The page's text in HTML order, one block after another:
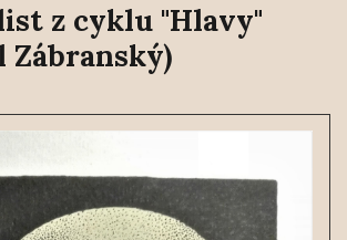
z cyklu "Hlavy"